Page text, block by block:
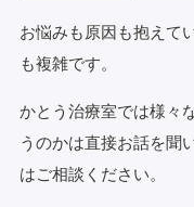
お悩みも原因も抱えて
も複雑です。
かとう治療室では様々
うのかは直接お話を聞
はご相談ください。